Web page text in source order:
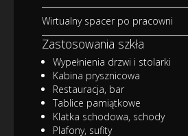
Wirtualny spacer po pracowni
Zastosowania szkła
Wypełnienia drzwi i stolarki
Kabina prysznicowa
Restauracja, bar
Tablice pamiątkowe
Klatka schodowa, schody
Plafony, sufity